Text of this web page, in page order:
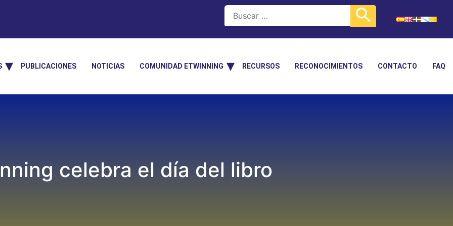
PUBLICACIONES NOTICIAS COMUNIDAD ETWINNING RECURSOS RECONOCIMIENTOS CONTACTO FAQ
celebra el día del libro